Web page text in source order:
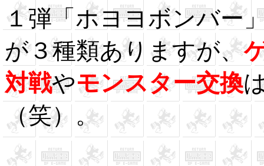
１弾「ホヨヨボンバー
が３種類ありますが、
対戦やモンスター交換
（笑）。